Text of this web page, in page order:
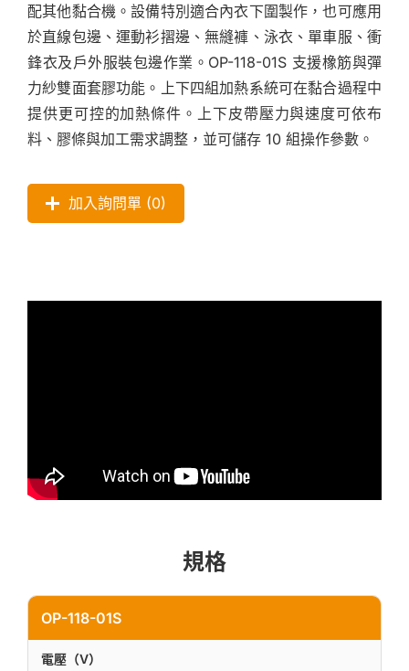
配其他黏合機。設備特別適合內衣下圍製作，也可應用
於直線包邊、運動衫摺邊、無縫褲、泳衣、單車服、衝
鋒衣及戶外服裝包邊作業。OP-118-01S 支援橡筋與彈
力紗雙面套膠功能。上下四組加熱系統可在黏合過程中
提供更可控的加熱條件。上下皮帶壓力與速度可依布
料、膠條與加工需求調整，並可儲存 10 組操作參數。
加入詢問單 (0)
規格
OP-118-01S
電壓（V）